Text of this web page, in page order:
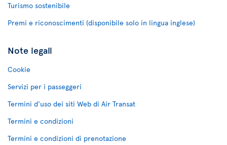
Turismo sostenibile
Premi e riconoscimenti (disponibile solo in lingua inglese)
Note legali
Cookie
Servizi per i passeggeri
Termini d'uso dei siti Web di Air Transat
Termini e condizioni
Termini e condizioni di prenotazione